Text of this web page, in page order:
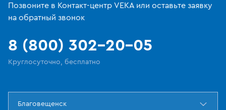
Позвоните в Контакт-центр VEKA или оставьте заявку
на обратный звонок
8 (800) 302-20-05
Круглосуточно, бесплатно
Благовещенск